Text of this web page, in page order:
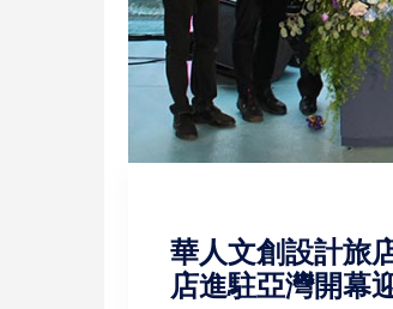
華人文創設計旅
店進駐亞灣開幕